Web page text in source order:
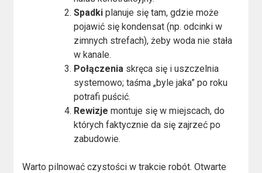
Spadki planuje się tam, gdzie może
pojawić się kondensat (np. odcinki w
zimnych strefach), żeby woda nie stała
w kanale.
Połączenia skręca się i uszczelnia
systemowo; taśma „byle jaka” po roku
potrafi puścić.
Rewizje montuje się w miejscach, do
których faktycznie da się zajrzeć po
zabudowie.
Warto pilnować czystości w trakcie robót. Otwarte